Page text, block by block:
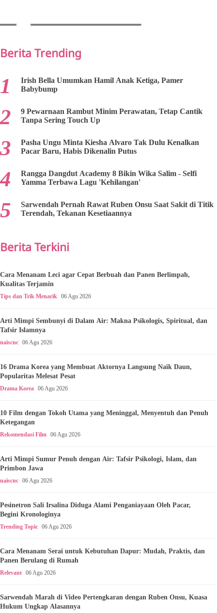
Berita Trending
Irish Bella Umumkan Hamil Anak Ketiga, Pamer
Babybump
9 Pewarnaan Rambut Minim Perawatan, Tetap Cantik
Tanpa Sering Touch Up
Pasha Ungu Minta Kiesha Alvaro Tak Dulu Kenalkan
Pacar Baru, Habis Dikenalin Putus
Rangga Dangdut Academy 8 Bikin Wika Salim - Selfi
Yamma Terbawa Lagu 'Kehilangan'
Sarwendah Pernah Rawat Ruben Onsu Saat Sakit di Titik
Terendah, Tekanan Kesetiaannya
Berita Terkini
Cara Menanam Leci agar Cepat Berbuah dan Panen Berlimpah,
Kualitas Terjamin
Tips dan Trik Menarik 06 Agu 2026
Arti Mimpi Sembunyi di Dalam Air: Makna Psikologis, Spiritual, dan
Tafsir Islamnya
naiscnc 06 Agu 2026
16 Drama Korea yang Membuat Aktornya Langsung Naik Daun,
Popularitas Melesat Pesat
Drama Korea 06 Agu 2026
10 Film dengan Tokoh Utama yang Meninggal, Menyentuh dan Penuh
Ketegangan
Rekomendasi Film 06 Agu 2026
Arti Mimpi Sumur Penuh dengan Air: Tafsir Psikologi, Islam, dan
Primbon Jawa
naiscnc 06 Agu 2026
Pesinetron Sali Irsalina Diduga Alami Penganiayaan Oleh Pacar,
Begini Kronologinya
Trending Topic 06 Agu 2026
Cara Menanam Serai untuk Kebutuhan Dapur: Mudah, Praktis, dan
Panen Berulang di Rumah
Relevant 06 Agu 2026
Sarwendah Marah di Video Pertengkaran dengan Ruben Onsu, Kuasa
Hukum Ungkap Alasannya